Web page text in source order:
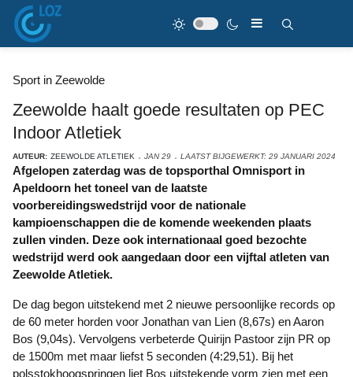
Sport in Zeewolde
Zeewolde haalt goede resultaten op PEC
Indoor Atletiek
AUTEUR: ZEEWOLDE ATLETIEK JAN 29 LAATST BIJGEWERKT: 29 JANUARI 2024
Afgelopen zaterdag was de topsporthal Omnisport in
Apeldoorn het toneel van de laatste
voorbereidingswedstrijd voor de nationale
kampioenschappen die de komende weekenden plaats
zullen vinden. Deze ook internationaal goed bezochte
wedstrijd werd ook aangedaan door een vijftal atleten van
Zeewolde Atletiek.
De dag begon uitstekend met 2 nieuwe persoonlijke records op
de 60 meter horden voor Jonathan van Lien (8,67s) en Aaron
Bos (9,04s). Vervolgens verbeterde Quirijn Pastoor zijn PR op
de 1500m met maar liefst 5 seconden (4:29,51). Bij het
polsstokhoogspringen liet Bos uitstekende vorm zien met een